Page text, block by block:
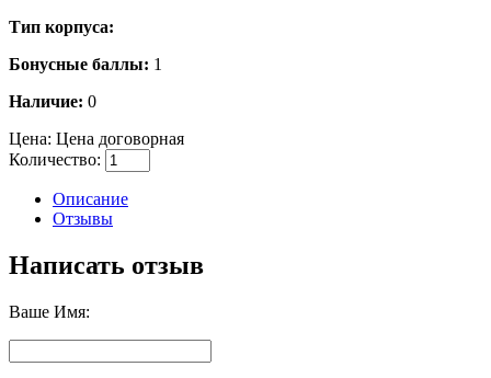
Тип корпуса:
Бонусные баллы: 1
Наличие: 0
Цена: Цена договорная
Количество:
Описание
Отзывы
Написать отзыв
Ваше Имя: